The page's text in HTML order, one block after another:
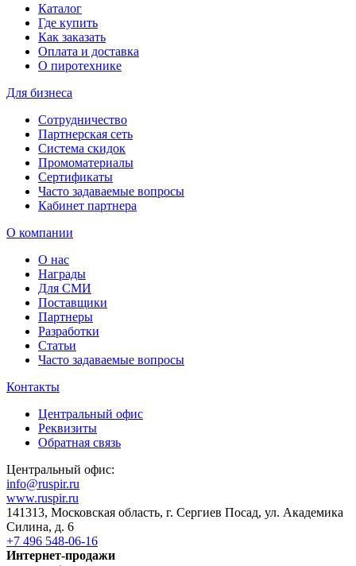
Каталог
Где купить
Как заказать
Оплата и доставка
О пиротехнике
Для бизнеса
Сотрудничество
Партнерская сеть
Система скидок
Промоматериалы
Сертификаты
Часто задаваемые вопросы
Кабинет партнера
О компании
О нас
Награды
Для СМИ
Поставщики
Партнеры
Разработки
Статьи
Часто задаваемые вопросы
Контакты
Центральный офис
Реквизиты
Обратная связь
Центральный офис:
info@ruspir.ru
www.ruspir.ru
141313, Московская область, г. Сергиев Посад, ул. Академика
Силина, д. 6
+7 496 548-06-16
Интернет-продажи